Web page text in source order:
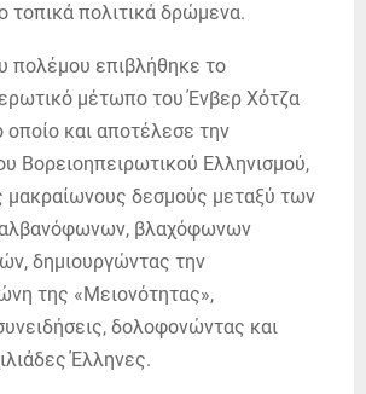
τοπικά πολιτικά δρώμενα.
πολέμου επιβλήθηκε το
μέτωπο του Ένβερ Χότζα
οποίο και αποτέλεσε την
Βορειοηπειρωτικού Ελληνισμού,
μακραίωνους δεσμούς μεταξύ των
βλαχόφωνων
δημιουργώντας την
της «Μειονότητας»,
δολοφονώντας και
Έλληνες.